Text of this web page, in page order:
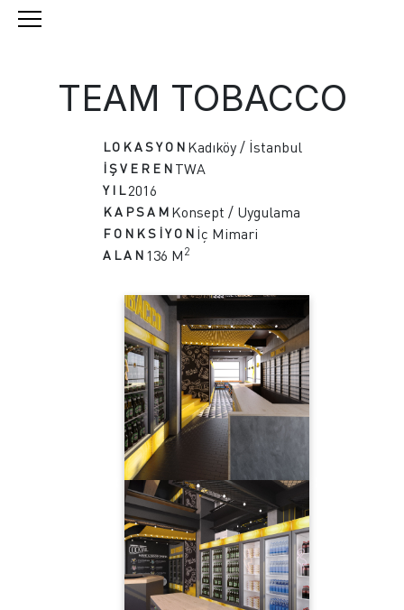
TEAM TOBACCO
LOKASYON Kadıköy / İstanbul
İŞVEREN TWA
YIL2016
KAPSAM Konsept / Uygulama
FONKSİYON İç Mimari
ALAN 136 M 2